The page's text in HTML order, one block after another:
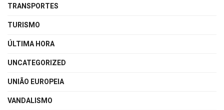
TRANSPORTES
TURISMO
ÚLTIMA HORA
UNCATEGORIZED
UNIÃO EUROPEIA
VANDALISMO